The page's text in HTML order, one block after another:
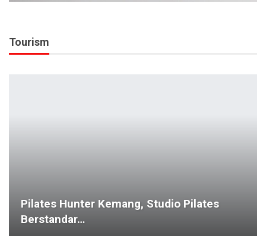
Tourism
Pilates Hunter Kemang, Studio Pilates
Berstandar…